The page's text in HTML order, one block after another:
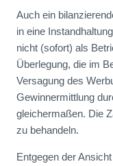
Auch ein
in eine
nicht (sofort) als
Überlegung, die im
Versagung des
Gewinnermittlung
gleichermaßen. Die
zu behandeln.
Entgegen der